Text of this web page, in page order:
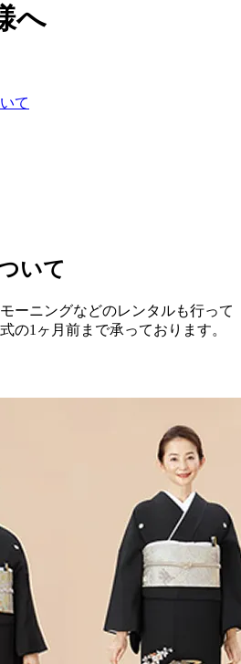
へ
て
いて
ーニングなどのレンタルも行って
の1ヶ月前まで承っております。